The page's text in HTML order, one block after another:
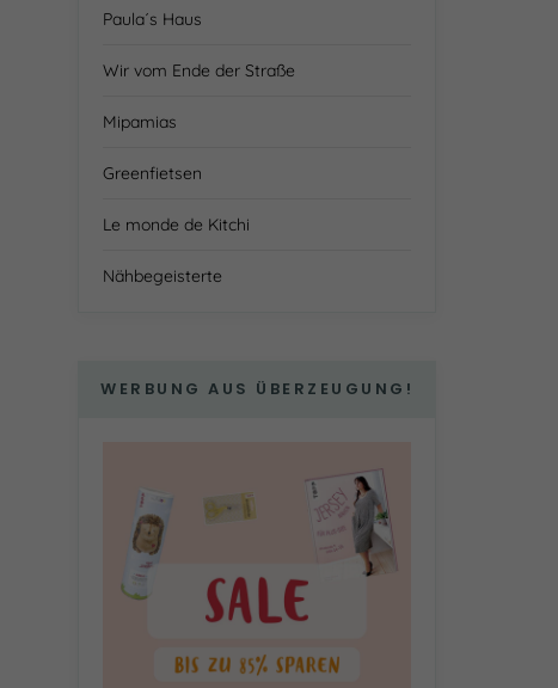
Paula´s Haus
Wir vom Ende der Straße
Mipamias
Greenfietsen
Le monde de Kitchi
Nähbegeisterte
WERBUNG AUS ÜBERZEUGUNG!